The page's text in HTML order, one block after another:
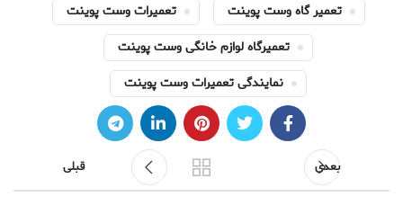
تعمیر گاه وست پوینت
تعمیرات وست پوینت
تعمیرگاه لوازم خانگی وست پوینت
نمایندگی تعمیرات وست پوینت
بعدی قبلی